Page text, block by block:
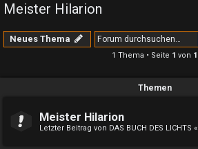
Meister Hilarion
Neues Thema
1 Thema • Seite 1 von 1
Themen
Meister Hilarion
Letzter Beitrag von DAS BUCH DES LICHTS «